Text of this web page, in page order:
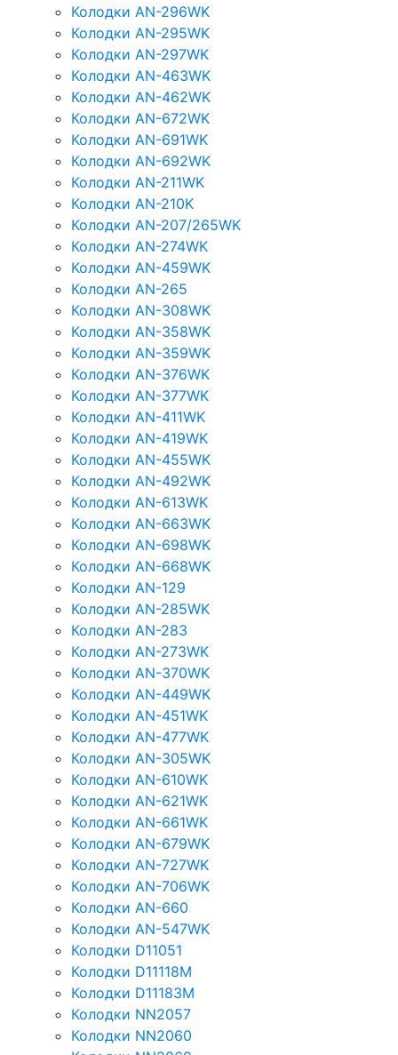
Колодки AN-296WK
Колодки AN-295WK
Колодки AN-297WK
Колодки AN-463WK
Колодки AN-462WK
Колодки AN-672WK
Колодки AN-691WK
Колодки AN-692WK
Колодки AN-211WK
Колодки AN-210K
Колодки AN-207/265WK
Колодки AN-274WK
Колодки AN-459WK
Колодки AN-265
Колодки AN-308WK
Колодки AN-358WK
Колодки AN-359WK
Колодки AN-376WK
Колодки AN-377WK
Колодки AN-411WK
Колодки AN-419WK
Колодки AN-455WK
Колодки AN-492WK
Колодки AN-613WK
Колодки AN-663WK
Колодки AN-698WK
Колодки AN-668WK
Колодки AN-129
Колодки AN-285WK
Колодки AN-283
Колодки AN-273WK
Колодки AN-370WK
Колодки AN-449WK
Колодки AN-451WK
Колодки AN-477WK
Колодки AN-305WK
Колодки AN-610WK
Колодки AN-621WK
Колодки AN-661WK
Колодки AN-679WK
Колодки AN-727WK
Колодки AN-706WK
Колодки AN-660
Колодки AN-547WK
Колодки D11051
Колодки D11118M
Колодки D11183M
Колодки NN2057
Колодки NN2060